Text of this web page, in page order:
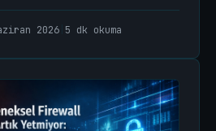
2026 5 dk okuma